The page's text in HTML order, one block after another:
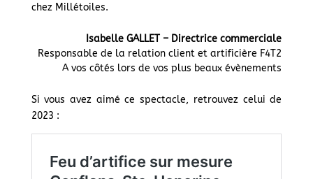
chez Millétoiles.
Isabelle GALLET – Directrice commerciale
Responsable de la relation client et artificière F4T2
A vos côtés lors de vos plus beaux évènements
Si vous avez aimé ce spectacle, retrouvez celui de
2023 :